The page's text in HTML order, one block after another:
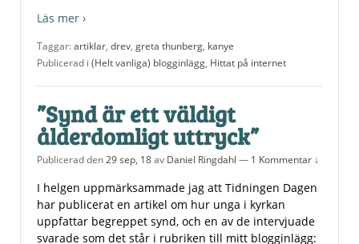
Läs mer ›
Taggar:artiklar, drev, greta thunberg, kanye
Publicerad i (Helt vanliga) blogginlägg, Hittat på internet
”Synd är ett väldigt
ålderdomligt uttryck”
Publicerad den29 sep, 18av Daniel Ringdahl — 1 Kommentar ↓
I helgen uppmärksammade jag att Tidningen Dagen
har publicerat en artikel om hur unga i kyrkan
uppfattar begreppet synd, och en av de intervjuade
svarade som det står i rubriken till mitt blogginlägg: